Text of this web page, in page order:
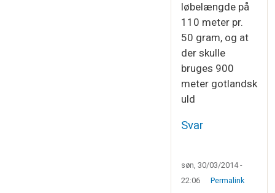
løbelængde på
110 meter pr.
50 gram, og at
der skulle
bruges 900
meter gotlandsk
uld
Svar
søn, 30/03/2014 -
22:06
Permalink